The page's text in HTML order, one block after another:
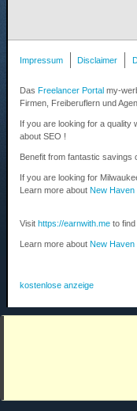
Impressum Disclaimer
Das Freelancer Portal my-
Firmen, Freiberuflern und
If you are looking for a
about SEO !
Benefit from fantastic savings
If you are looking for
Learn more about New Haven
Visit https://earnwith.me to
Learn more about New Haven
kostenlose anzeige